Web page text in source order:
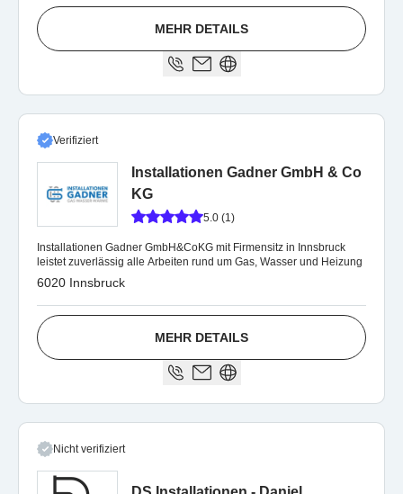
MEHR DETAILS
Verifiziert
Installationen Gadner GmbH & Co
KG
5.0 (1)
Installationen Gadner GmbH&CoKG mit Firmensitz in Innsbruck
leistet zuverlässig alle Arbeiten rund um Gas, Wasser und Heizung
6020 Innsbruck
MEHR DETAILS
Nicht verifiziert